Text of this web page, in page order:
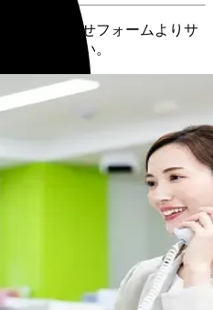
お問い合わせフォームよりサ
連絡ください。